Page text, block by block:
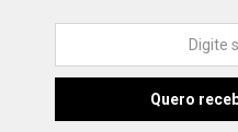
Fu Fujisom